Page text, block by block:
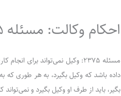
احکام وکالت: مسئله 2375
مسئله 2375: وکیل نمی‌تواند برای
داده باشد که وکیل بگیرد، به هر طوری که
بگیر، باید از طرف او وکیل بگیرد و